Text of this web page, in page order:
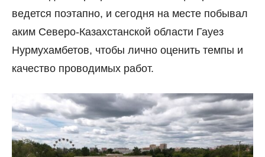
ведется поэтапно, и сегодня на месте побывал
аким Северо-Казахстанской области Гауез
Нурмухамбетов, чтобы лично оценить темпы и
качество проводимых работ.